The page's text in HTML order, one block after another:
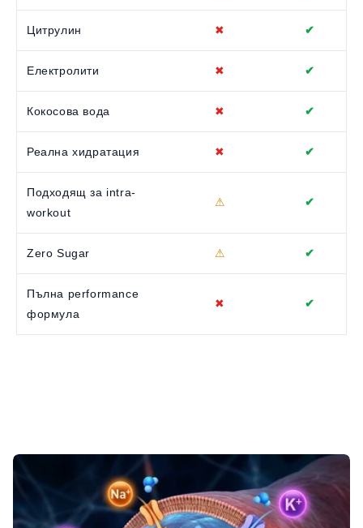
Цитрулин ✖ ✔
Електролити ✖ ✔
Кокосова вода ✖ ✔
Реална хидратация ✖ ✔
Подходящ за intra-
workout
⚠ ✔
Zero Sugar ⚠ ✔
Пълна performance
формула
✖ ✔